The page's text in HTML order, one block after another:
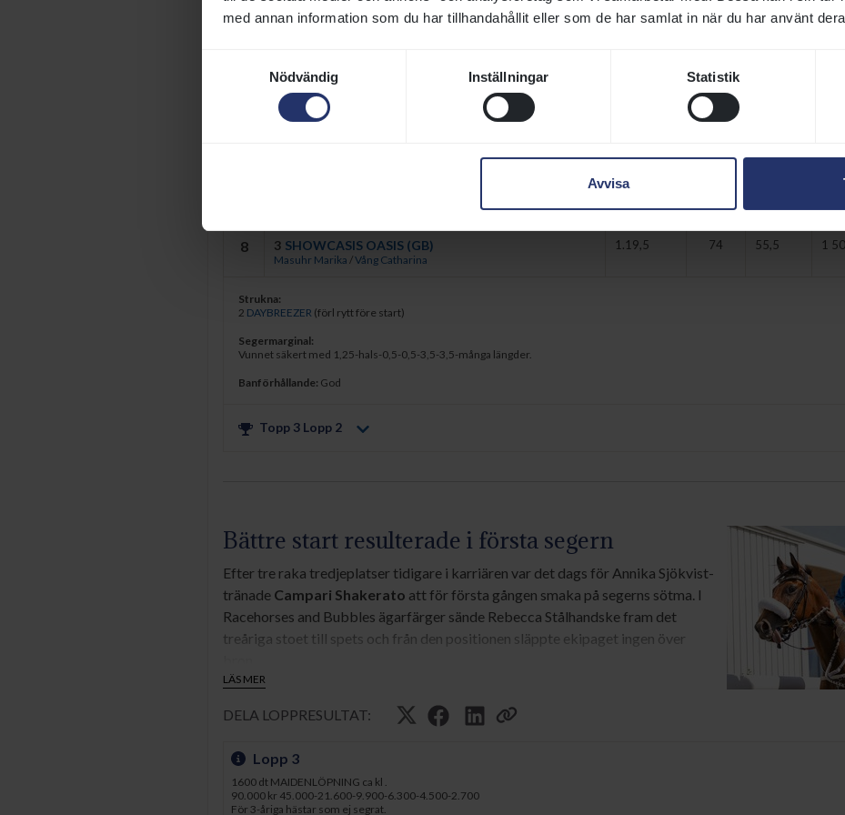
med annan information som du har tillhandahållit eller som de har samlat in när du har använt
Nödvändig
Inställningar Statistik
Avvisa
Hedman Elin /Vång Catharina
4 SAIGON
Tunmar Engla
69
8 3 SHOWCASIS OASIS (GB)
Masuhr Marika /Vång Catharina
1.19,5 74 55,5 1
Strukna:
2 DAYBREEZER (förl rytt före start)
Segermarginal:
Vunnet säkert med 1,25-hals-0,5-0,5-3,5-3,5-många längder.
Banförhållande: God
Topp 3 Lopp 2
Bättre start resulterade i första segern
Efter tre raka tredjeplatser tidigare i karriären var det dags för Annika Sjökvist-
tränade Campari Shakerato att för första gången smaka på segerns sötma. I
Racehorses and Bubbles ägarfärger sände Rebecca Stålhandske fram det
treåriga stoet till spets och från den positionen släppte ekipaget ingen över
lite från start. Idag fick jag order om att rida framåt och det kändes att hennes
Campari Shakerato blev tidigt uppvaktad av Tullami i kampen om
spetspositionen. De båda hästarna öppnade sedan upp en liten lucka till det
LÄS MER
DELA LOPPRESULTAT:
Lopp 3
1600 dt MAIDENLÖPNING ca kl .
90.000 kr 45.000-21.600-9.900-6.300-4.500-2.700
För 3-åriga hästar som ej segrat.